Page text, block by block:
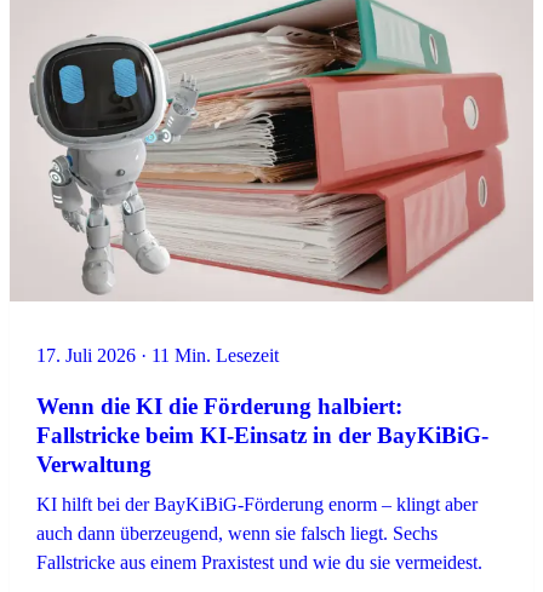
17. Juli 2026 · 11 Min. Lesezeit
Wenn die KI die Förderung halbiert:
Fallstricke beim KI-Einsatz in der BayKiBiG-
Verwaltung
KI hilft bei der BayKiBiG-Förderung enorm – klingt aber
auch dann überzeugend, wenn sie falsch liegt. Sechs
Fallstricke aus einem Praxistest und wie du sie vermeidest.